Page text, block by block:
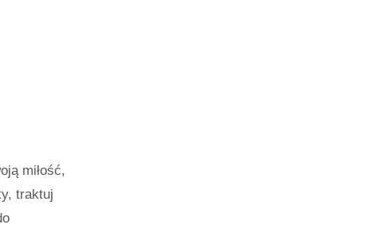
miłość,
traktuj